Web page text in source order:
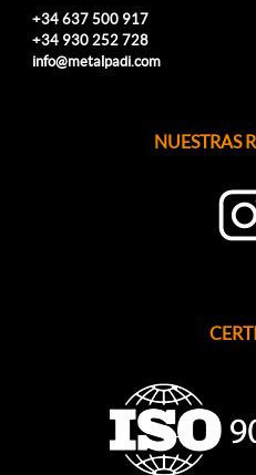
+34 637 500 917
+34 930 252 728
info@metalpadi.com
NUESTRAS